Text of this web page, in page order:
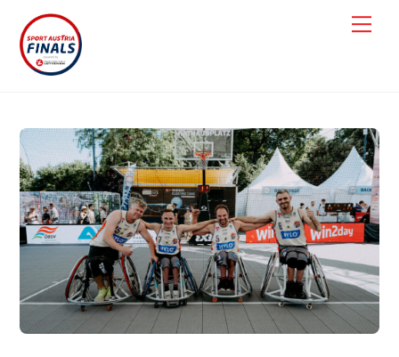
content